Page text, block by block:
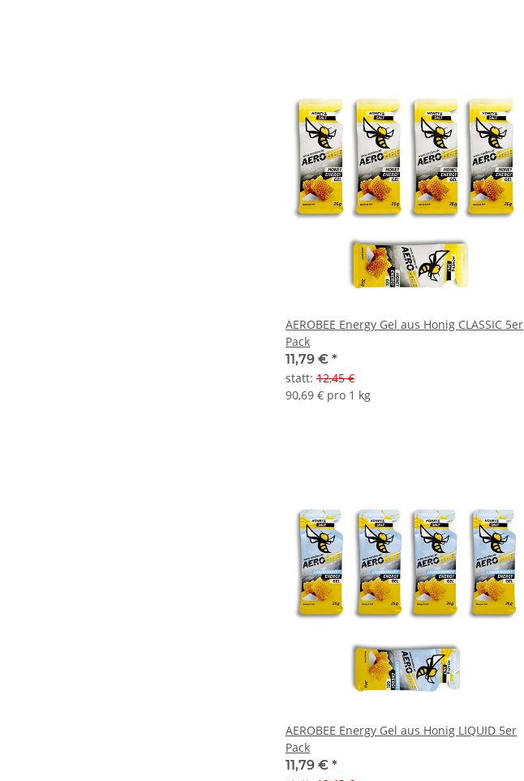
AEROBEE Energy Gel aus Honig CLASSIC 5er
Pack
11,79 € *
statt: 12,45 €
90,69 € pro 1 kg
AEROBEE Energy Gel aus Honig LIQUID 5er
Pack
11,79 € *